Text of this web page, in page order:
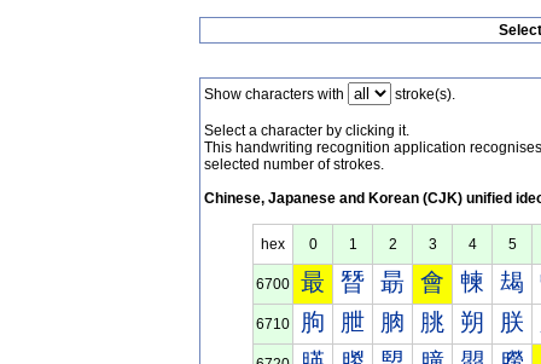
Show characters with stroke(s).
Select a character by clicking it.
This handwriting recognition application
selected number of strokes.
Chinese, Japanese and Korean (CJK) unified
hex 0 1 2 3 4 5
6700 最 朁 朂 會 朄 朅
6710 朐 朑 朒 朓 朔 朕